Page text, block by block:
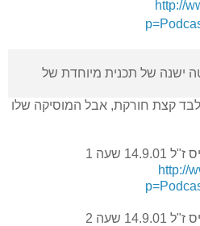
http://
ישנה של תכנית מיוחדת של
קצת חורקת, אבל המוסיקה שלו
שעה 1
http://
שעה 2